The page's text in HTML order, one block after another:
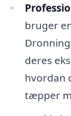
bruger
deres
hvordan
tæpper